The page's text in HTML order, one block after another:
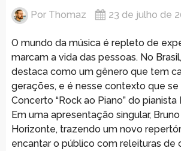
Por Thomaz 23 de julho de
O mundo da música é repleto de
marcam a vida das pessoas. No
destaca como um gênero que tem
gerações, e é nesse contexto que se
Concerto “Rock ao Piano” do pianista
Em uma apresentação singular,
Horizonte, trazendo um novo
encantar o público com releituras de